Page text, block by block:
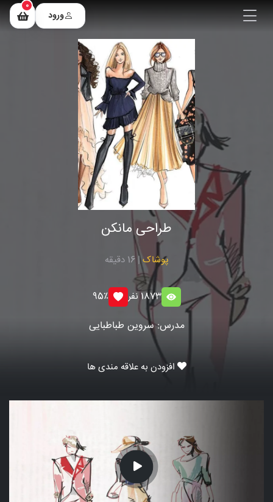
ورود
0
طراحی مانکن
پوشاک| 16 دقیقه
1873 نفر 95٪
مدرس: سروین طباطبایی
افزودن به علاقه مندی ها